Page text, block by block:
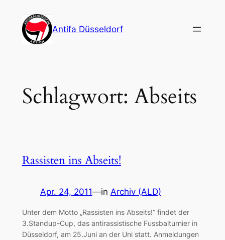
Inhalt
springen
Antifa Düsseldorf
Schlagwort: Abseits
Rassisten ins Abseits!
Apr. 24, 2011—in Archiv (ALD)
Unter dem Motto „Rassisten ins Abseits!“ findet der
3.Standup-Cup, das antirassistische Fussbalturnier in
Düsseldorf, am 25.Juni an der Uni statt. Anmeldungen